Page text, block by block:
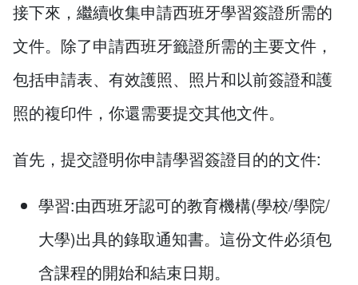
接下來，繼續收集申請西班牙學習簽證所需的
文件。除了申請西班牙籤證所需的主要文件，
包括申請表、有效護照、照片和以前簽證和護
照的複印件，你還需要提交其他文件。
首先，提交證明你申請學習簽證目的的文件:
學習:由西班牙認可的教育機構(學校/學院/
大學)出具的錄取通知書。這份文件必須包
含課程的開始和結束日期。